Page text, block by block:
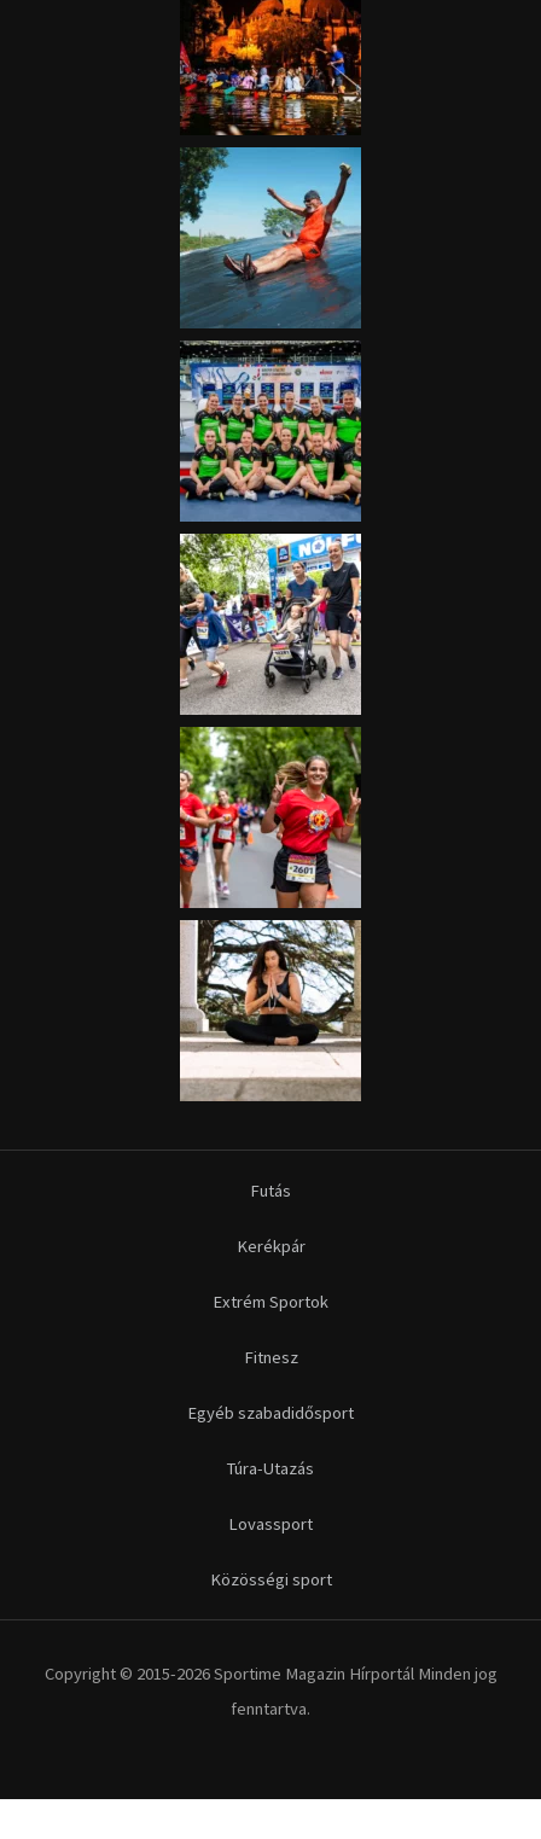
Futás
Kerékpár
Extrém Sportok
Fitnesz
Egyéb szabadidősport
Túra-Utazás
Lovassport
Közösségi sport
Copyright © 2015-2026 Sportime Magazin Hírportál Minden jog
fenntartva.